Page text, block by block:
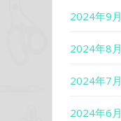
2024年9月
2024年8月
2024年7月
2024年6月